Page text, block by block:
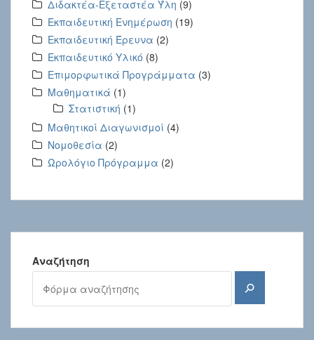
Διδακτέα-Εξεταστέα Ύλη (9)
Εκπαιδευτική Ενημέρωση (19)
Εκπαιδευτική Έρευνα (2)
Εκπαιδευτικό Υλικό (8)
Επιμορφωτικά Προγράμματα (3)
Μαθηματικά (1)
Στατιστική (1)
Μαθητικοί Διαγωνισμοί (4)
Νομοθεσία (2)
Ωρολόγιο Πρόγραμμα (2)
Αναζήτηση
Αναζήτηση